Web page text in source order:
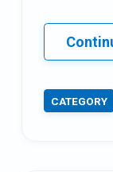
CATEGORY